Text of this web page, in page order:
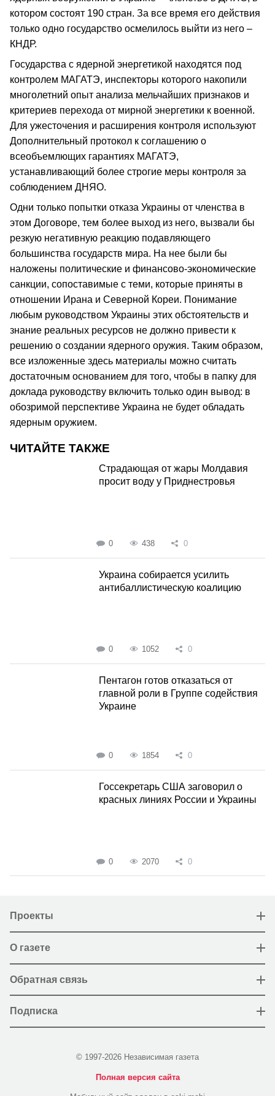
котором состоят 190 стран. За все время его действия
только одно государство осмелилось выйти из него –
КНДР.
Государства с ядерной энергетикой находятся под
контролем МАГАТЭ, инспекторы которого накопили
многолетний опыт анализа мельчайших признаков и
критериев перехода от мирной энергетики к военной.
Для ужесточения и расширения контроля используют
Дополнительный протокол к соглашению о
всеобъемлющих гарантиях МАГАТЭ,
устанавливающий более строгие меры контроля за
соблюдением ДНЯО.
Одни только попытки отказа Украины от членства в
этом Договоре, тем более выход из него, вызвали бы
резкую негативную реакцию подавляющего
большинства государств мира. На нее были бы
наложены политические и финансово-экономические
санкции, сопоставимые с теми, которые приняты в
отношении Ирана и Северной Кореи. Понимание
любым руководством Украины этих обстоятельств и
знание реальных ресурсов не должно привести к
решению о создании ядерного оружия. Таким образом,
все изложенные здесь материалы можно считать
достаточным основанием для того, чтобы в папку для
доклада руководству включить только один вывод: в
обозримой перспективе Украина не будет обладать
ядерным оружием.
ЧИТАЙТЕ ТАКЖЕ
Страдающая от жары Молдавия
просит воду у Приднестровья
0 438 0
Украина собирается усилить
антибаллистическую коалицию
0 1052 0
Пентагон готов отказаться от
главной роли в Группе содействия
Украине
0 1854 0
Госсекретарь США заговорил о
красных линиях России и Украины
0 2070 0
Проекты
О газете
Обратная связь
Подписка
© 1997-2026 Независимая газета
Полная версия сайта